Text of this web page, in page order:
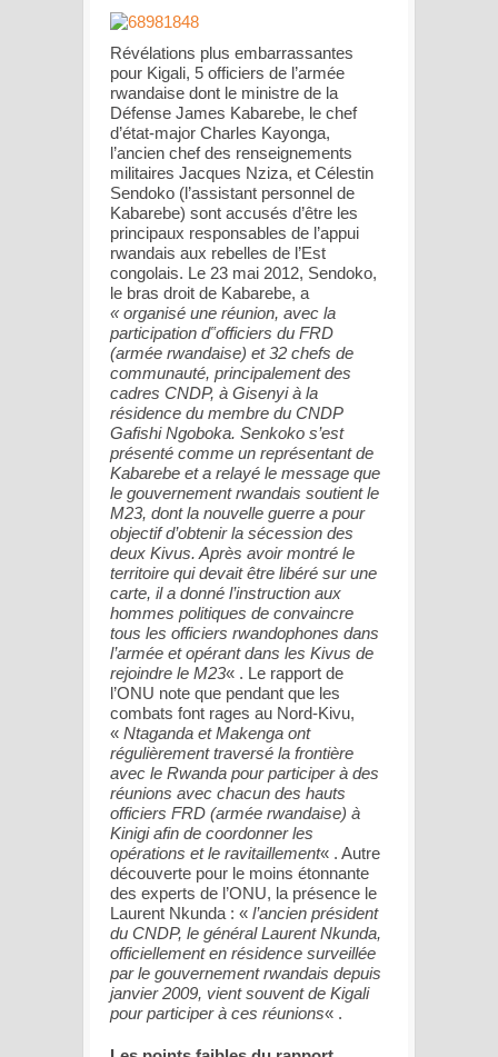
Révélations plus embarrassantes
pour Kigali, 5 officiers de l’armée
rwandaise dont le ministre de la
Défense James Kabarebe, le chef
d’état-major Charles Kayonga,
l’ancien chef des renseignements
militaires Jacques Nziza, et Célestin
Sendoko (l’assistant personnel de
Kabarebe) sont accusés d’être les
principaux responsables de l’appui
rwandais aux rebelles de l’Est
congolais. Le 23 mai 2012, Sendoko,
le bras droit de Kabarebe, a
« organisé une réunion, avec la
participation d‟officiers du FRD
(armée rwandaise) et 32 chefs de
communauté, principalement des
cadres CNDP, à Gisenyi à la
résidence du membre du CNDP
Gafishi Ngoboka. Senkoko s’est
présenté comme un représentant de
Kabarebe et a relayé le message que
le gouvernement rwandais soutient le
M23, dont la nouvelle guerre a pour
objectif d’obtenir la sécession des
deux Kivus. Après avoir montré le
territoire qui devait être libéré sur une
carte, il a donné l’instruction aux
hommes politiques de convaincre
tous les officiers rwandophones dans
l’armée et opérant dans les Kivus de
rejoindre le M23« . Le rapport de
l’ONU note que pendant que les
combats font rages au Nord-Kivu,
« Ntaganda et Makenga ont
régulièrement traversé la frontière
avec le Rwanda pour participer à des
réunions avec chacun des hauts
officiers FRD (armée rwandaise) à
Kinigi afin de coordonner les
opérations et le ravitaillement« . Autre
découverte pour le moins étonnante
des experts de l’ONU, la présence le
Laurent Nkunda : « l’ancien président
du CNDP, le général Laurent Nkunda,
officiellement en résidence surveillée
par le gouvernement rwandais depuis
janvier 2009, vient souvent de Kigali
pour participer à ces réunions« .